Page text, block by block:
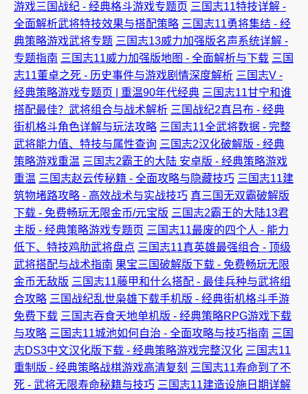
游戏三国战纪 - 经典格斗游戏专题页 三国志11特技详解 -
全面解析武将特技效果与搭配策略 三国志11勇将集结 - 经
典策略游戏武将专题 三国志13威力加强版名声系统详解 -
专题指南 三国志11威力加强版地图 - 全面解析与下载 三国
志11董卓之死 - 历史事件与游戏剧情深度解析 三国志V -
经典策略游戏专题页 | 重温90年代经典 三国志11甘宁和谁
搭配最佳？武将组合与战术解析 三国战纪2真吕布 - 经典
街机格斗角色详解与玩法攻略 三国志11全武将数据 - 完整
武将能力值、特技与属性查询 三国志2汉化破解版 - 经典
策略游戏重温 三国志2霸王的大陆 安卓版 - 经典策略游戏
重温 三国志赵云传秘籍 - 全面攻略与隐藏技巧 三国志11建
筑物堵路攻略 - 高效战术与实战技巧 真三国无双霸破解版
下载 - 免费畅玩无限金币/元宝版 三国志2霸王的大陆13君
主版 - 经典策略游戏专题页 三国志11最废的四个人 - 能力
低下、特技鸡肋武将盘点 三国志11真英雄最强组合 - 顶级
武将搭配与战术指南 果宝三国破解版下载 - 免费畅玩无限
金币无敌版 三国志11藤甲和什么搭配 - 最佳兵种与武将组
合攻略 三国战纪乱世枭雄下载手机版 - 经典街机格斗手游
免费下载 三国志吞食天地单机版 - 经典策略RPG游戏下载
与攻略 三国志11城池如何自治 - 全面攻略与技巧指南 三国
志DS3中文汉化版下载 - 经典策略游戏完整汉化 三国志11
重制版 - 经典策略战棋游戏高清复刻 三国志11寿命到了不
死 - 武将无限寿命秘籍与技巧 三国志11建造设施日期详解